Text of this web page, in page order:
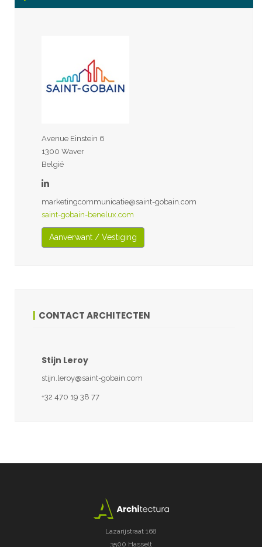
Avenue Einstein 6
1300 Waver
België
marketingcommunicatie@saint-gobain.com
saint-gobain-benelux.com
Aanverwant / Vestiging
CONTACT ARCHITECTEN
Stijn Leroy
stijn.leroy@saint-gobain.com
+32 470 19 38 77
Lazarijstraat 168
3500 Hasselt